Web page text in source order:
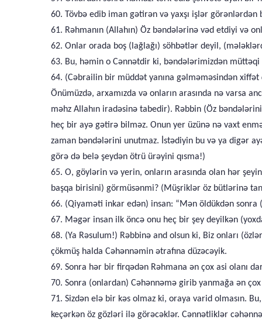
60. Tövbə edib iman gətirən və yaxşı işlər
61. Rəhmanın (Allahın) Öz bəndələrinə vəd etdiyi və
62. Onlar orada boş (lağlağı) söhbətlər deyil,
63. Bu, həmin o Cənnətdir ki, bəndələrimizdən müttəqi
64. (Cəbrailin bir müddət yanına gəlməməsindən
Önümüzdə, arxamızda və onların arasında nə varsa
məhz Allahın iradəsinə tabedir). Rəbbin (Öz
heç bir ayə gətirə bilməz. Onun yer üzünə nə vaxt
zaman bəndələrini unutmaz. İstədiyin bu və ya digər
görə də belə şeydən ötrü ürəyini qısma!)
65. O, göylərin və yerin, onların arasında olan hər
başqa birisini) görmüsənmi? (Müşriklər öz bütlərinə
66. (Qiyaməti inkar edən) insan: “Mən öldükdən sonra
67. Məgər insan ilk öncə onu heç bir şey deyilkən
68. (Ya Rəsulum!) Rəbbinə and olsun ki, Biz onları
çökmüş halda Cəhənnəmin ətrafına düzəcəyik.
69. Sonra hər bir firqədən Rəhmana ən çox asi olanı
70. Sonra (onlardan) Cəhənnəmə girib yanmağa ən
71. Sizdən elə bir kəs olmaz ki, oraya varid olmasın.
keçərkən öz gözləri ilə görəcəklər. Cənnətliklər